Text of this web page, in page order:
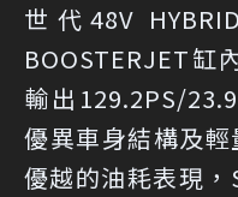
世代48V
BOOSTERJET缸
輸出129.2PS/
優異車身結構及
優越的油耗表現